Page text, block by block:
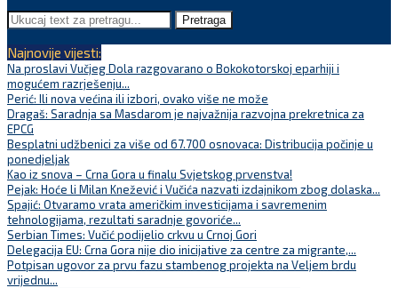
Pretraga
Najnovije vijesti:
Na proslavi Vučjeg Dola razgovarano o Bokokotorskoj eparhiji i
mogućem razrješenju...
Perić: Ili nova većina ili izbori, ovako više ne može
Dragaš: Saradnja sa Masdarom je najvažnija razvojna prekretnica za
EPCG
Besplatni udžbenici za više od 67.700 osnovaca: Distribucija počinje u
ponedjeljak
Kao iz snova – Crna Gora u finalu Svjetskog prvenstva!
Pejak: Hoće li Milan Knežević i Vučića nazvati izdajnikom zbog dolaska...
Spajić: Otvaramo vrata američkim investicijama i savremenim
tehnologijama, rezultati saradnje govoriće...
Serbian Times: Vučić podijelio crkvu u Crnoj Gori
Delegacija EU: Crna Gora nije dio inicijative za centre za migrante,...
Potpisan ugovor za prvu fazu stambenog projekta na Veljem brdu
vrijednu...